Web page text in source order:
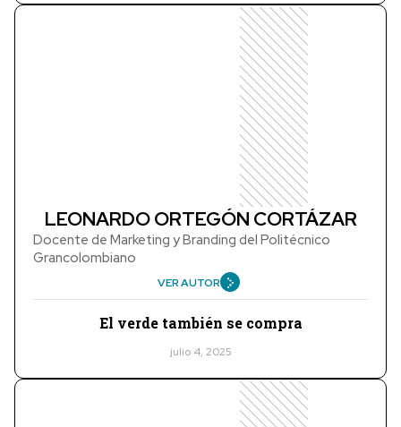
LEONARDO ORTEGÓN CORTÁZAR
Docente de Marketing y Branding del Politécnico
Grancolombiano
VER AUTOR
El verde también se compra
julio 4, 2025